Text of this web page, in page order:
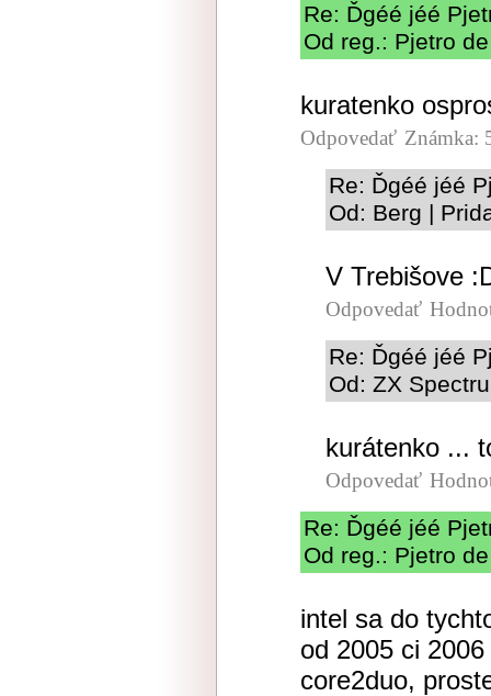
Re: Ďgéé jéé
Od reg.: Pjetro
kuratenko
Odpovedať Známka:
Re: Ďgéé jéé
Od: Berg |
V Trebišove
Odpovedať
Re: Ďgéé jéé
Od: ZX
kurátenko ...
Odpovedať
Re: Ďgéé jéé
Od reg.: Pjetro
intel sa do
od 2005 ci
core2duo,